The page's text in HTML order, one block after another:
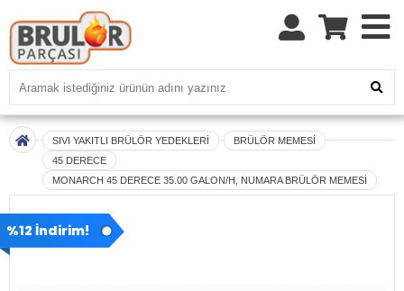
SIVI YAKITLI BRÜLÖR YEDEKLERİ
BRÜLÖR MEMESİ
45 DERECE
MONARCH 45 DERECE 35.00 GALON/H, NUMARA BRÜLÖR MEMESİ
%12 İndirim!